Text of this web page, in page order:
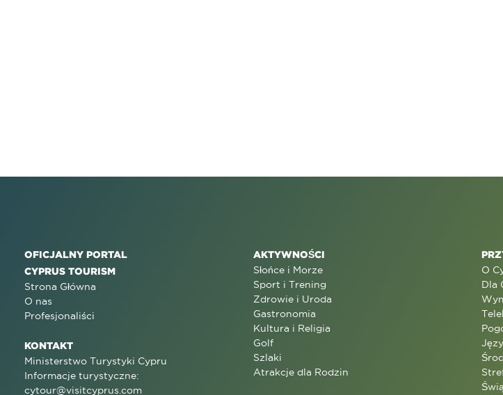
OFICJALNY PORTAL
CYPRUS TOURISM
Strona Główna
O nas
Profesjonaliści
KONTAKT
Ministerstwo Turystyki Cypru
Informacje turystyczne:
cytour@visitcyprus.com
AKTYWNOŚCI
Słońce i Morze
Sport i Trening
Zdrowie i Uroda
Gastronomia
Kultura i Religia
Golf
Szlaki
Atrakcje dla Rodzin
O
Dla